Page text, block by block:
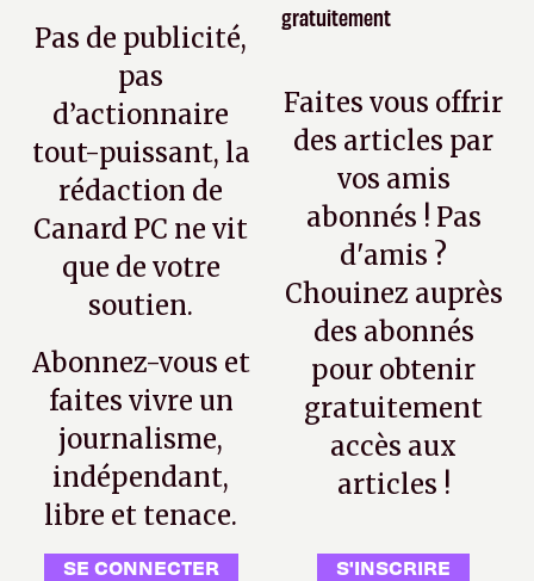
Pas de publicité,
pas
d’actionnaire
tout-puissant, la
rédaction de
Canard PC ne vit
que de votre
soutien.
Abonnez-vous et
faites vivre un
journalisme,
indépendant,
libre et tenace.
SE CONNECTER
gratuitement
Faites vous offrir
des articles par
vos amis
abonnés ! Pas
d'amis ?
Chouinez auprès
des abonnés
pour obtenir
gratuitement
accès aux
articles !
S'INSCRIRE